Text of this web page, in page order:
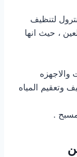
لتنظيف
، حيث انها
والاجهزه
وتعقيم المياه
.